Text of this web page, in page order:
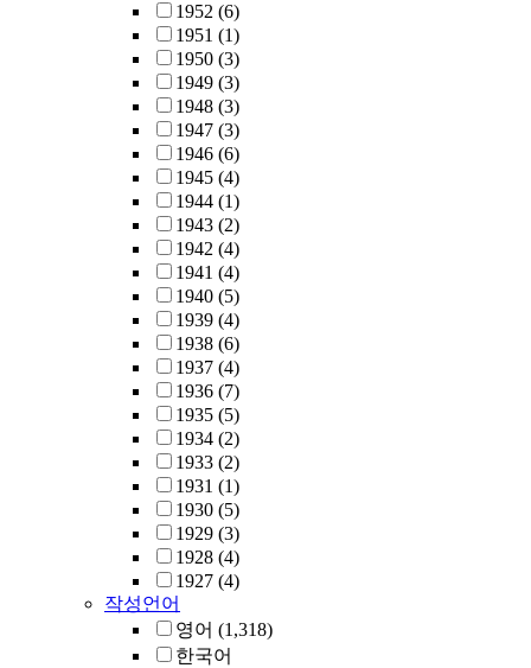
1952 (6)
1951 (1)
1950 (3)
1949 (3)
1948 (3)
1947 (3)
1946 (6)
1945 (4)
1944 (1)
1943 (2)
1942 (4)
1941 (4)
1940 (5)
1939 (4)
1938 (6)
1937 (4)
1936 (7)
1935 (5)
1934 (2)
1933 (2)
1931 (1)
1930 (5)
1929 (3)
1928 (4)
1927 (4)
작성언어
영어 (1,318)
한국어